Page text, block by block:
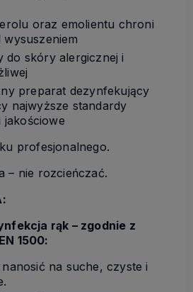
oraz emolientu chroni
do skóry alergicznej i
preparat dezynfekujący
najwyższe standardy
jakościowe
profesjonalnego.
– nie rozcieńczać.
rąk – zgodnie z
1500:
nanosić na suche, czyste i